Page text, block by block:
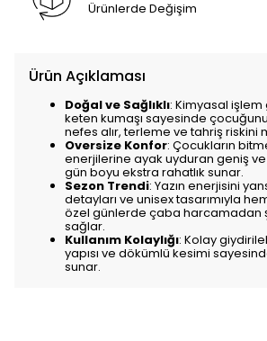
Ürünlerde Değişim
Ürün Açıklaması
Doğal ve Sağlıklı: Kimyasal
keten kumaşı sayesinde
nefes alır, terleme ve tahriş riskini
Oversize Konfor: Çocukların
enerjilerine ayak uyduran geniş ve
gün boyu ekstra rahatlık sunar.
Sezon Trendi: Yazın enerjisini
detayları ve unisex tasarımıyla
özel günlerde çaba harcamadan
sağlar.
Kullanım Kolaylığı: Kolay
yapısı ve dökümlü kesimi
sunar.